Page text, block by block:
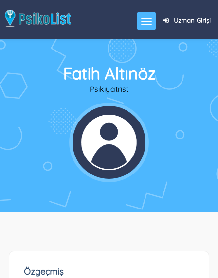
Uzman Girişi
Fatih Altınöz
Psikiyatrist
Özgeçmiş